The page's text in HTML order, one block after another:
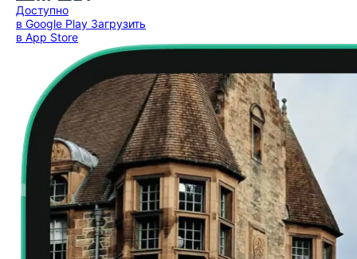
Доступно
в Google Play Загрузить
в App Store